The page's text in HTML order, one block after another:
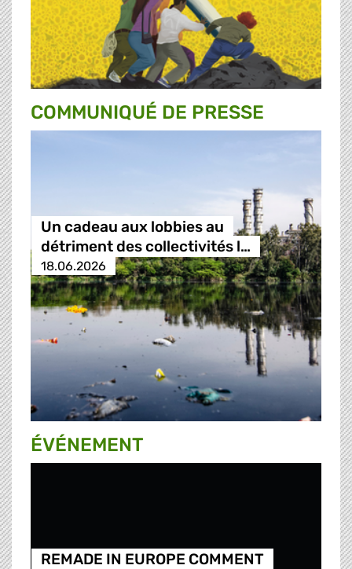
COMMUNIQUÉ DE PRESSE
Un cadeau aux lobbies au
détriment des collectivités l…
18.06.2026
ÉVÉNEMENT
REMADE IN EUROPE COMMENT